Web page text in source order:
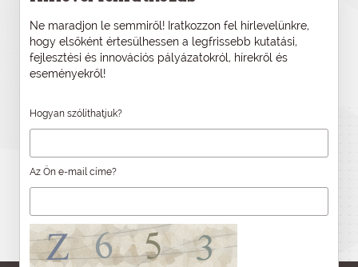
Ne maradjon le semmiről! Iratkozzon fel hírlevelünkre,
hogy elsőként értesülhessen a legfrissebb kutatási,
fejlesztési és innovációs pályázatokról, hírekről és
eseményekről!
Hogyan szólíthatjuk?
Az Ön e-mail címe?